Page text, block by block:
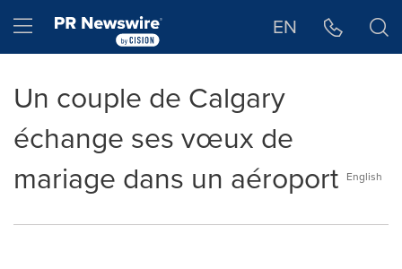
Hamburger menu EN
Un couple de Calgary
échange ses vœux de
mariage dans un aéroport English